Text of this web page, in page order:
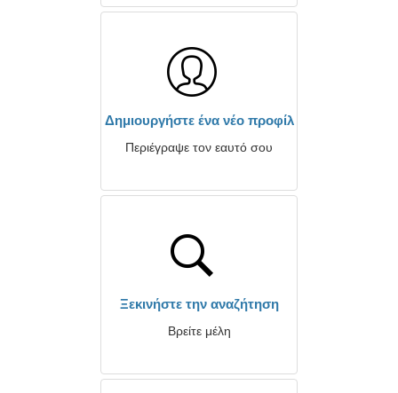
Δημιουργήστε ένα νέο προφίλ
Περιέγραψε τον εαυτό σου
Ξεκινήστε την αναζήτηση
Βρείτε μέλη